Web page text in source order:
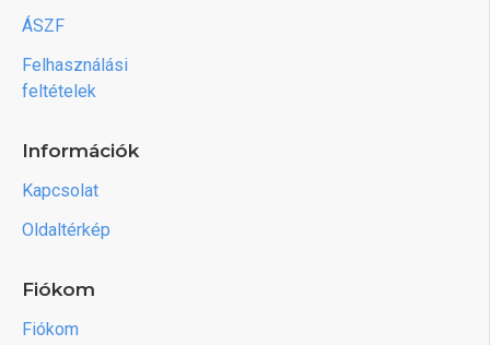
ÁSZF
Felhasználási
feltételek
Információk
Kapcsolat
Oldaltérkép
Fiókom
Fiókom